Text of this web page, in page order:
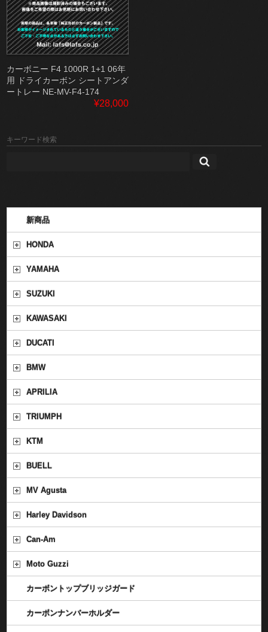
カーボニー F4 1000R 1+1 06年
用 ドライカーボン シートアンダ
ートレー NE-MV-F4-174
¥28,000
キーワード検索
新商品
HONDA
YAMAHA
SUZUKI
KAWASAKI
DUCATI
BMW
APRILIA
TRIUMPH
KTM
BUELL
MV Agusta
Harley Davidson
Can-Am
Moto Guzzi
カーボントップブリッジガード
カーボンナンバーホルダー